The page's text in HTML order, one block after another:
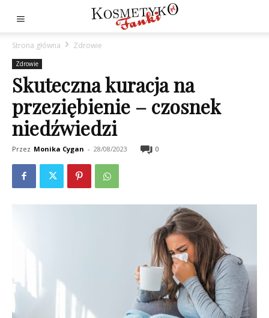
Strona główna Zdrowie
Zdrowie
Skuteczna kuracja na
przeziębienie – czosnek
niedźwiedzi
Przez Monika Cygan - 28/08/2023 0